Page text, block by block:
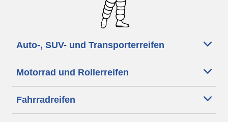
Auto-, SUV- und Transporterreifen
Motorrad und Rollerreifen
Fahrradreifen